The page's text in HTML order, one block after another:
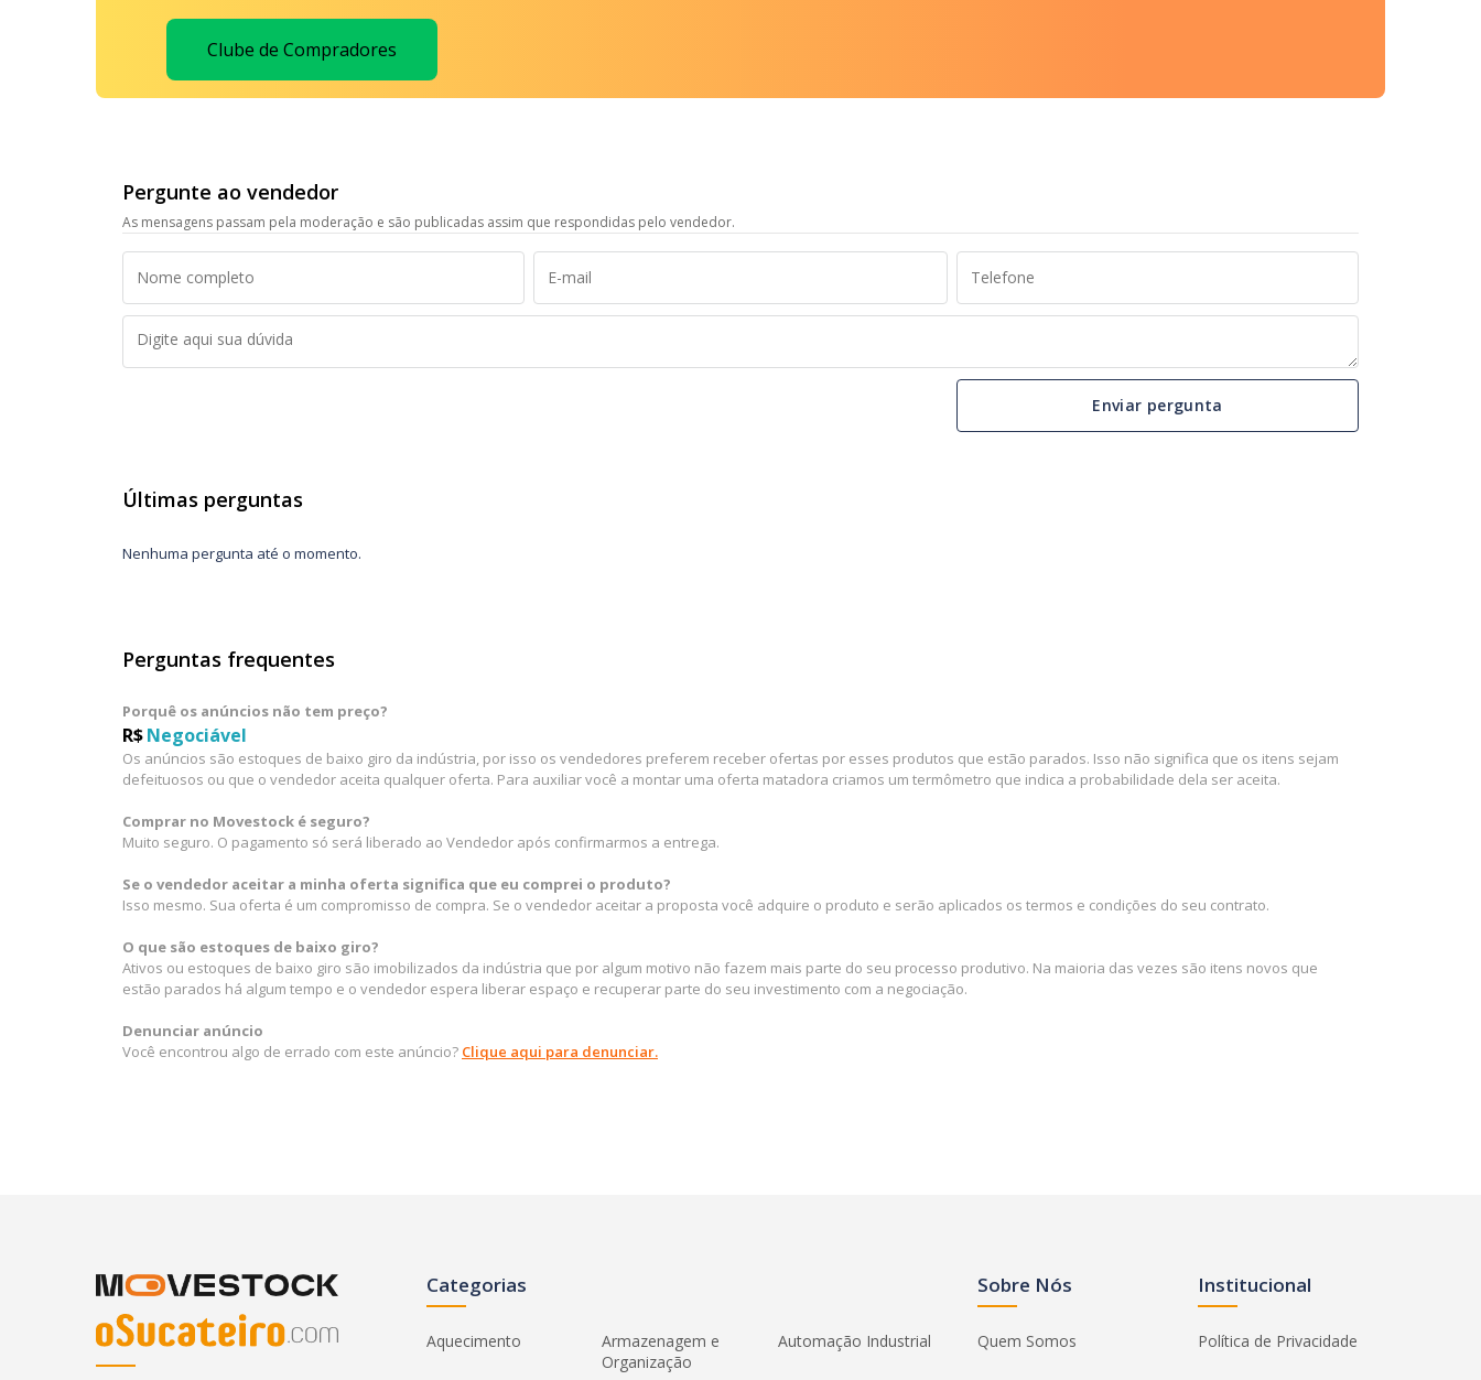
Clube de Compradores
Pergunte ao vendedor
As mensagens passam pela moderação e são publicadas assim que respondidas pelo vendedor.
Enviar pergunta
Últimas perguntas
Nenhuma pergunta até o momento.
Perguntas frequentes
Porquê os anúncios não tem preço?
R$Negociável
Os anúncios são estoques de baixo giro da indústria, por isso os vendedores preferem receber ofertas por esses produtos que estão parados. Isso não significa que os itens sejam
defeituosos ou que o vendedor aceita qualquer oferta. Para auxiliar você a montar uma oferta matadora criamos um termômetro que indica a probabilidade dela ser aceita.
Comprar no Movestock é seguro?
Muito seguro. O pagamento só será liberado ao Vendedor após confirmarmos a entrega.
Se o vendedor aceitar a minha oferta significa que eu comprei o produto?
Isso mesmo. Sua oferta é um compromisso de compra. Se o vendedor aceitar a proposta você adquire o produto e serão aplicados os termos e condições do seu contrato.
O que são estoques de baixo giro?
Ativos ou estoques de baixo giro são imobilizados da indústria que por algum motivo não fazem mais parte do seu processo produtivo. Na maioria das vezes são itens novos que
estão parados há algum tempo e o vendedor espera liberar espaço e recuperar parte do seu investimento com a negociação.
Denunciar anúncio
Você encontrou algo de errado com este anúncio? Clique aqui para denunciar.
Categorias
Aquecimento
Armazenagem e
Organização
Automação Industrial
Sobre Nós
Quem Somos
Institucional
Política de Privacidade